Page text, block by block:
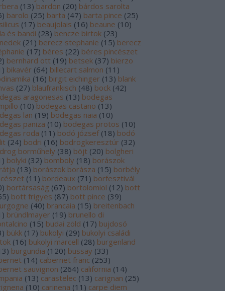
(13) bardon (20) bárdos sarolta
) barolo (25) barta (47) barta pince (25)
(17) beaujolais (16) beaune (10)
és bandi (23) bencze birtok (23)
(21 ) berecz stephanie (15) berecz
(17) béres (22) béres pincészet
) bernhard ott (19) betsek (37) bierzo
) bikavér (64) billecart salmon (11 )
(16) birgit eichinger (13) blank
(27) blaufrankisch (48) bock (42)
aragonesas (13) bodegas
(10) bodegas castano (13)
lan (19) bodegas naia (10)
paniza (10) bodegas protos (10)
roda (11 ) bodó józsef (18) bodó
(24) bodri (16) bodrogkeresztúr (32)
borműhely (38) böjt (20) bolgheri
) bolyki (32) bomboly (18) borászok
(13) borászok borásza (15) borbély
(11 ) bordeaux (71 ) borfesztivál
) bortársaság (67) bortolomiol (12) bott
) bott frigyes (87) bott pince (39)
(40) brancaia (15) breitenbach
) bründlmayer (19) brunello di
(15) budai zöld (17) bujdosó
) bükk (17) bukolyi (29) bukolyi családi
(16) bukolyi marcell (28) burgenland
) burgundia (120) bussay (33)
(14) cabernet franc (253)
sauvignon (264) california (14)
(13) carastelec (13) carignan (25)
(10) carinena (11 ) carpe diem